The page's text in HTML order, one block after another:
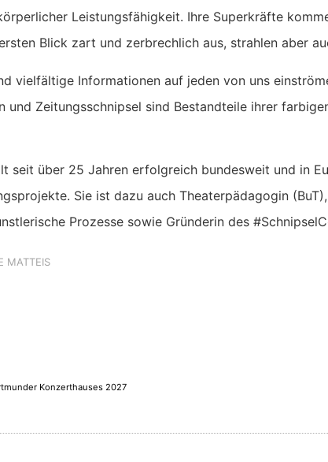
Leistungsfähigkeit. Ihre Superkräfte
Blick zart und zerbrechlich aus, strahlen aber
vielfältige Informationen auf jeden von uns
und Zeitungsschnipsel sind Bestandteile ihrer
seit über 25 Jahren erfolgreich bundesweit und in
Sie ist dazu auch Theaterpädagogin
Prozesse sowie Gründerin des
MATTEIS
Konzerthauses 2027